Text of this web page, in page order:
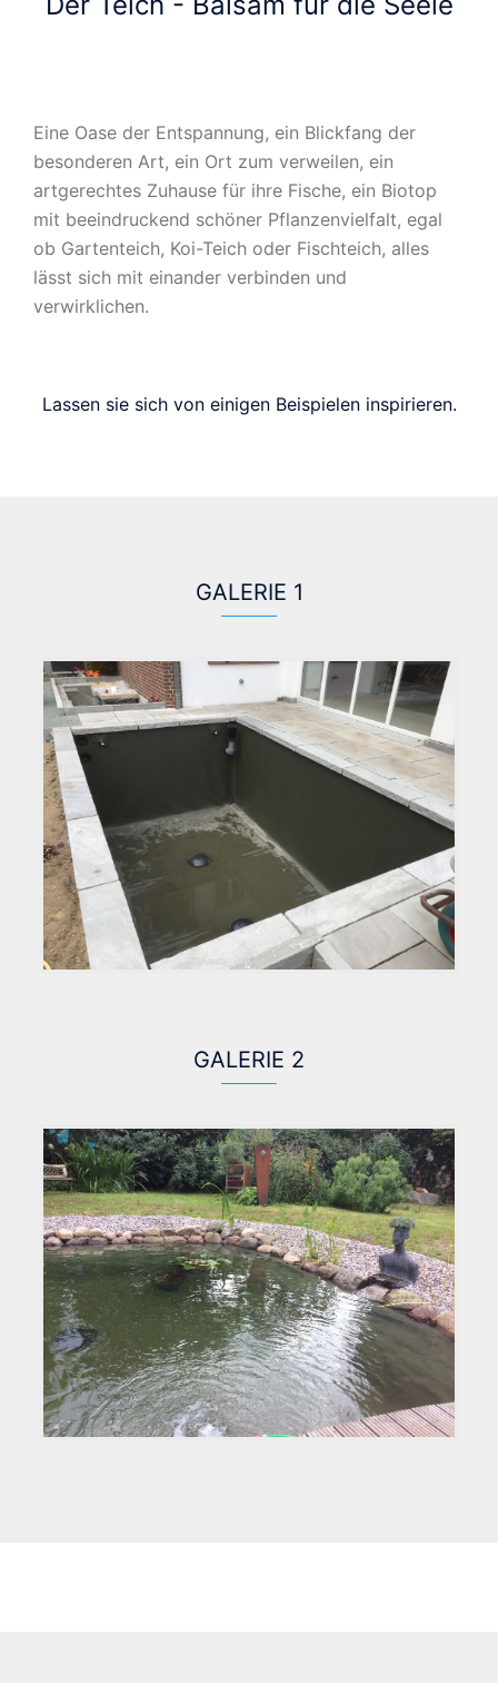
Eine Oase der Entspannung, ein Blickfang der
besonderen Art, ein Ort zum verweilen, ein
artgerechtes Zuhause für ihre Fische, ein Biotop
mit beeindruckend schöner Pflanzenvielfalt, egal
ob Gartenteich, Koi-Teich oder Fischteich, alles
lässt sich mit einander verbinden und
verwirklichen.
Lassen sie sich von einigen Beispielen inspirieren.
GALERIE 1
GALERIE 2